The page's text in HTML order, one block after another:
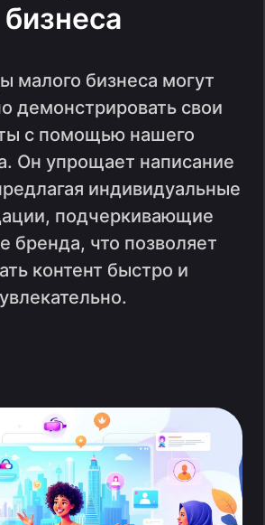
бизнеса
малого бизнеса могут
демонстрировать свои
с помощью нашего
Он упрощает написание
индивидуальные
подчеркивающие
бренда, что позволяет
контент быстро и
увлекательно.